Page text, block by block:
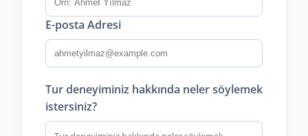
E-posta Adresi
Tur deneyiminiz hakkında neler söylemek
istersiniz?